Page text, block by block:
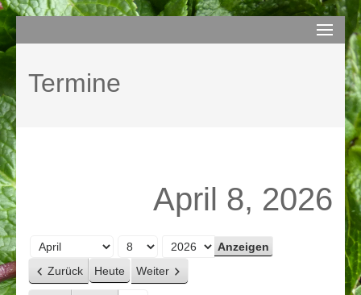
Inhalt
(Enter
drücken)
compurem
Termine
April 8, 2026
Monat
Tag
Jahr
Zurück Heute Weiter